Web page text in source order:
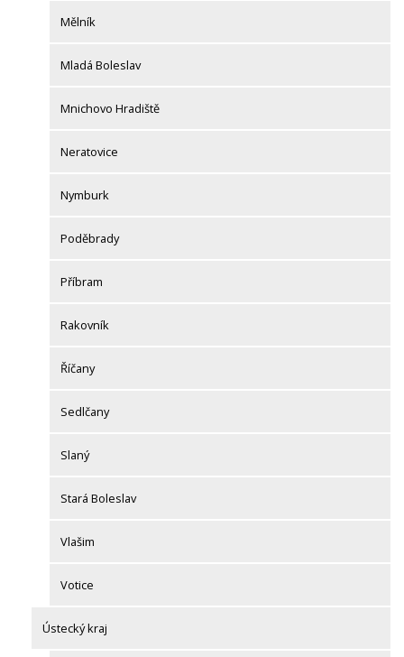
Mělník
Mladá Boleslav
Mnichovo Hradiště
Neratovice
Nymburk
Poděbrady
Příbram
Rakovník
Říčany
Sedlčany
Slaný
Stará Boleslav
Vlašim
Votice
Ústecký kraj